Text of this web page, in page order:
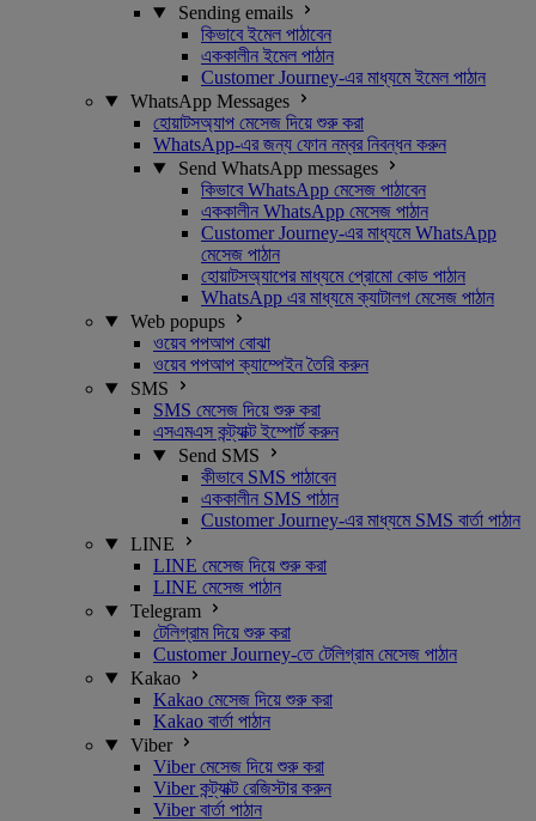
Sending emails
কিভাবে ইমেল পাঠাবেন
এককালীন ইমেল পাঠান
Customer Journey-এর মাধ্যমে ইমেল পাঠান
WhatsApp Messages
হোয়াটসঅ্যাপ মেসেজ দিয়ে শুরু করা
WhatsApp-এর জন্য ফোন নম্বর নিবন্ধন করুন
Send WhatsApp messages
কিভাবে WhatsApp মেসেজ পাঠাবেন
এককালীন WhatsApp মেসেজ পাঠান
Customer Journey-এর মাধ্যমে WhatsApp
মেসেজ পাঠান
হোয়াটসঅ্যাপের মাধ্যমে প্রোমো কোড পাঠান
WhatsApp এর মাধ্যমে ক্যাটালগ মেসেজ পাঠান
Web popups
ওয়েব পপআপ বোঝা
ওয়েব পপআপ ক্যাম্পেইন তৈরি করুন
SMS
SMS মেসেজ দিয়ে শুরু করা
এসএমএস কন্ট্যাক্ট ইম্পোর্ট করুন
Send SMS
কীভাবে SMS পাঠাবেন
এককালীন SMS পাঠান
Customer Journey-এর মাধ্যমে SMS বার্তা পাঠান
LINE
LINE মেসেজ দিয়ে শুরু করা
LINE মেসেজ পাঠান
Telegram
টেলিগ্রাম দিয়ে শুরু করা
Customer Journey-তে টেলিগ্রাম মেসেজ পাঠান
Kakao
Kakao মেসেজ দিয়ে শুরু করা
Kakao বার্তা পাঠান
Viber
Viber মেসেজ দিয়ে শুরু করা
Viber কন্ট্যাক্ট রেজিস্টার করুন
Viber বার্তা পাঠান